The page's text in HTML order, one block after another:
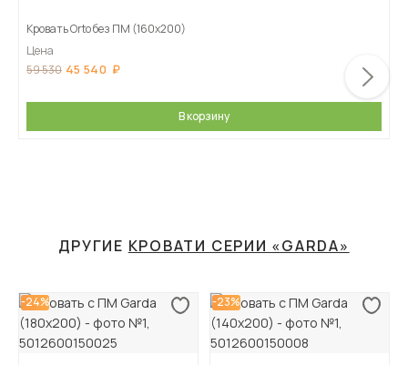
Кровать Orto без ПМ (160х200)
Цена
59 530 45 540
В корзину
ДРУГИЕ КРОВАТИ СЕРИИ «GARDA»
-24% -23%